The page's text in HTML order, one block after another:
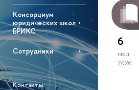
Консорциум
юридических школ
БРИКС
Сотрудники
Контакты
6
июл
2026